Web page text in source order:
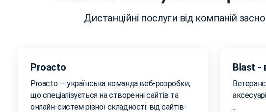
Дистанційні послуги від компаній
Proacto
Proacto — українська команда веб-розробки,
що спеціалізується на створенні сайтів та
онлайн-систем різної складності: від сайтів-
Blast -
...